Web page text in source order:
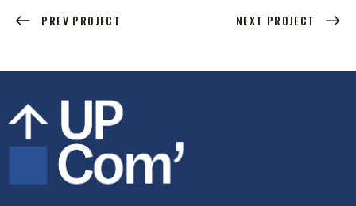
PREV PROJECT NEXT PROJECT